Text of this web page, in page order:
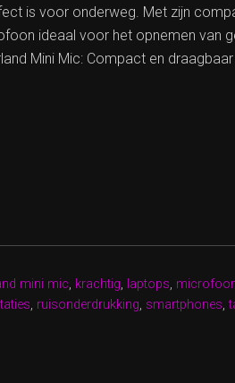
is voor onderweg. Met zijn
ideaal voor het opnemen van
Mini Mic: Compact en
mini mic, krachtig, laptops,
, ruisonderdrukking, smartphones,